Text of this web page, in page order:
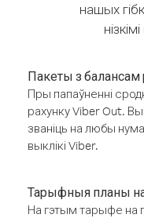
нашых
Пакеты з балансам
Пры папаўненні
рахунку Viber Out.
званіць на любы
выклікі Viber.
Тарыфныя планы
На гэтым тарыфе на